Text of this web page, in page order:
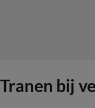
Tranen bij